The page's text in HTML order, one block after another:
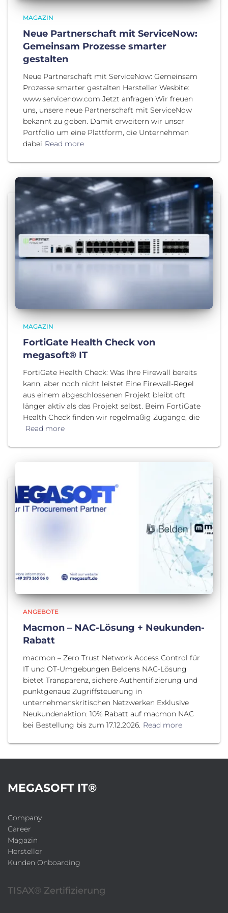
MAGAZIN
Neue Partnerschaft mit ServiceNow:
Gemeinsam Prozesse smarter
gestalten
Neue Partnerschaft mit ServiceNow: Gemeinsam
Prozesse smarter gestalten Hersteller Wesbite:
www.servicenow.com Jetzt anfragen Wir freuen
uns, unsere neue Partnerschaft mit ServiceNow
bekannt zu geben. Damit erweitern wir unser
Portfolio um eine Plattform, die Unternehmen
dabei Read more
MAGAZIN
FortiGate Health Check von
megasoft® IT
FortiGate Health Check: Was Ihre Firewall bereits
kann, aber noch nicht leistet Eine Firewall-Regel
aus einem abgeschlossenen Projekt bleibt oft
länger aktiv als das Projekt selbst. Beim FortiGate
Health Check finden wir regelmäßig Zugänge, die
Read more
ANGEBOTE
Macmon – NAC-Lösung + Neukunden-
Rabatt
macmon – Zero Trust Network Access Control für
IT und OT-Umgebungen Beldens NAC-Lösung
bietet Transparenz, sichere Authentifizierung und
punktgenaue Zugriffsteuerung in
unternehmenskritischen Netzwerken Exklusive
Neukundenaktion: 10% Rabatt auf macmon NAC
bei Bestellung bis zum 17.12.2026. Read more
MEGASOFT IT®
Company
Career
Magazin
Hersteller
Kunden Onboarding
TISAX® Zertifizierung